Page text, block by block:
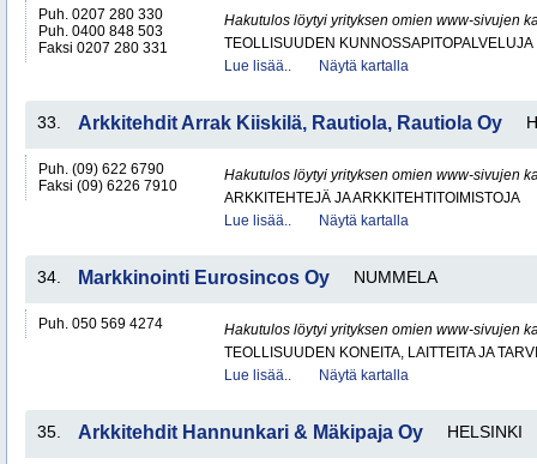
Puh. 0207 280 330
Puh. 0400 848 503
Faksi 0207 280 331
Hakutulos löytyi yrityksen omien www-sivujen
TEOLLISUUDEN KUNNOSSAPITOPALVELUJA
Lue lisää..
Näytä kartalla
33. Arkkitehdit Arrak Kiiskilä, Rautiola, Rautiola Oy
Puh. (09) 622 6790
Faksi (09) 6226 7910
Hakutulos löytyi yrityksen omien www-sivujen
ARKKITEHTEJÄ JA ARKKITEHTITOIMISTOJA
Lue lisää..
Näytä kartalla
34. Markkinointi Eurosincos Oy NUMMELA
Puh. 050 569 4274
Hakutulos löytyi yrityksen omien www-sivujen
TEOLLISUUDEN KONEITA, LAITTEITA JA
Lue lisää..
Näytä kartalla
35. Arkkitehdit Hannunkari & Mäkipaja Oy HELSINKI